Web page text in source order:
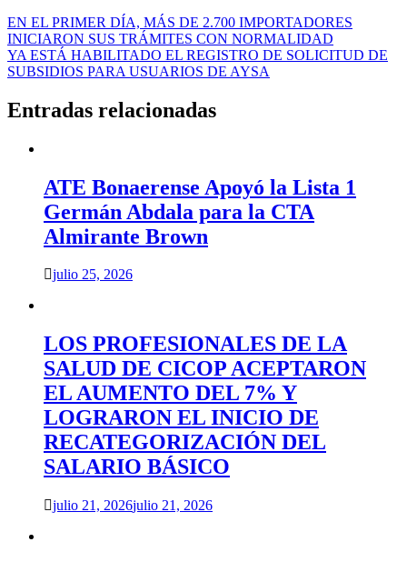
Navegación
de
entradas
EN EL PRIMER DÍA, MÁS DE 2.700 IMPORTADORES
INICIARON SUS TRÁMITES CON NORMALIDAD
YA ESTÁ HABILITADO EL REGISTRO DE SOLICITUD DE
SUBSIDIOS PARA USUARIOS DE AYSA
Entradas relacionadas
ATE Bonaerense Apoyó la Lista 1
Germán Abdala para la CTA
Almirante Brown
julio 25, 2026
LOS PROFESIONALES DE LA
SALUD DE CICOP ACEPTARON
EL AUMENTO DEL 7% Y
LOGRARON EL INICIO DE
RECATEGORIZACIÓN DEL
SALARIO BÁSICO
julio 21, 2026julio 21, 2026